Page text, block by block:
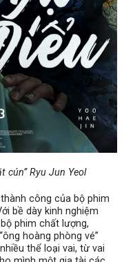
cún” Ryu Jun Yeol
công của bộ phim
bề dày kinh nghiệm
phim chất lượng,
hoàng phòng vé”
thể loại vai, từ vai